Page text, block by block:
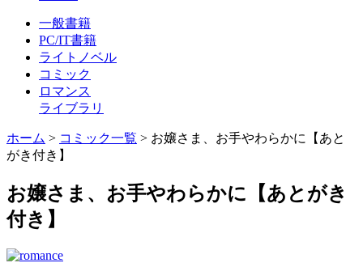
一般書籍
PC/IT書籍
ライトノベル
コミック
ロマンス
ライブラリ
ホーム > コミック一覧 > お嬢さま、お手やわらかに【あと
がき付き】
お嬢さま、お手やわらかに【あとがき
付き】